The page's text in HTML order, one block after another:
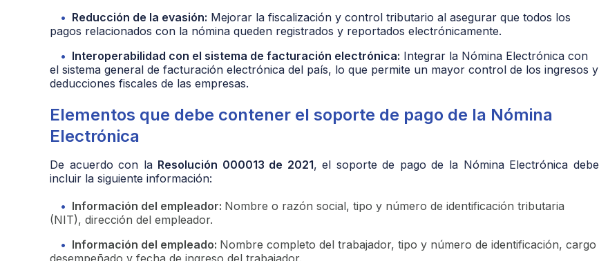
Reducción de la evasión: Mejorar la fiscalización y control tributario al asegurar que todos los
pagos relacionados con la nómina queden registrados y reportados electrónicamente.
Interoperabilidad con el sistema de facturación electrónica: Integrar la Nómina Electrónica con
el sistema general de facturación electrónica del país, lo que permite un mayor control de los ingresos y
deducciones fiscales de las empresas.
Elementos que debe contener el soporte de pago de la Nómina
Electrónica
De acuerdo con la Resolución 000013 de 2021, el soporte de pago de la Nómina Electrónica debe
incluir la siguiente información:
Información del empleador: Nombre o razón social, tipo y número de identificación tributaria
(NIT), dirección del empleador.
Información del empleado: Nombre completo del trabajador, tipo y número de identificación, cargo
desempeñado y fecha de ingreso del trabajador.